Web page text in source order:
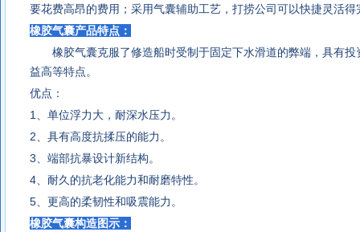
要花费高昂的费用；采用气囊辅助工艺，打捞公司可以快捷灵活
橡胶气囊产品特点：
橡胶气囊克服了修造船时受制于固定下水滑道的弊端，具有
益高等特点。
优点：
1、单位浮力大，耐深水压力。
2、具有高度抗揉压的能力。
3、端部抗暴设计新结构。
4、耐久的抗老化能力和耐磨特性。
5、更高的柔韧性和吸震能力。
橡胶气囊构造图示：